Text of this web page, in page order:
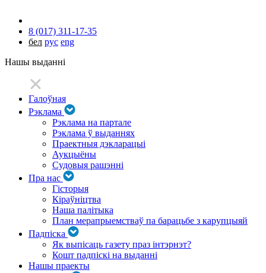
8 (017) 311-17-35
бел рус eng
Нашы выданні
Галоўная
Рэклама
Рэклама на партале
Рэклама ў выданнях
Праектныя дэкларацыі
Аукцыёны
Судовыя рашэнні
Пра нас
Гісторыя
Кіраўніцтва
Наша палітыка
План мерапрыемстваў па барацьбе з карупцыяй
Падпіска
Як выпісаць газету праз інтэрнэт?
Кошт падпіскі на выданні
Нашы праекты